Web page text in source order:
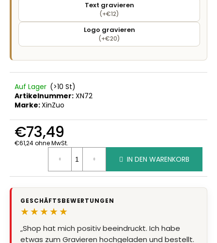
Text gravieren
(+€12)
Logo gravieren
(+€20)
Auf Lager (>10 St)
Artikelnummer: XN72
Marke:XinZuo
€73,49
€61,24 ohne MwSt.
IN DEN WARENKORB
GESCHÄFTSBEWERTUNGEN
★★★★★
„Shop hat mich positiv beeindruckt. Ich habe
etwas zum Gravieren hochgeladen und bestellt.